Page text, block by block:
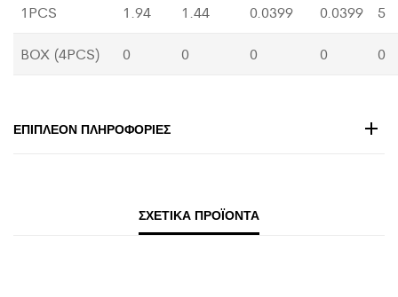
1PCS 1.94 1.44 0.0399 0.0399 5
BOX (4PCS) 0 0 0 0 0
ΕΠΙΠΛΈΟΝ ΠΛΗΡΟΦΟΡΊΕΣ
ΣΧΕΤΙΚΆ ΠΡΟΪΌΝΤΑ